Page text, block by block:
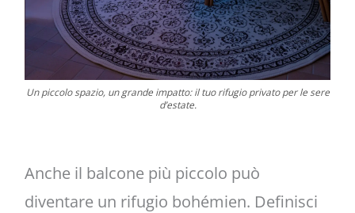
Un piccolo spazio, un grande impatto: il tuo rifugio privato per le sere
d’estate.
Anche il balcone più piccolo può
diventare un rifugio bohémien. Definisci